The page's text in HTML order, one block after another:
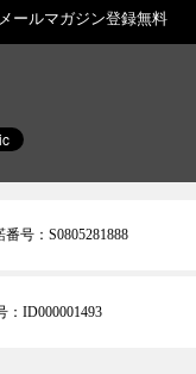
メールマガジン登録無料
号： S0805281888
： ID000001493